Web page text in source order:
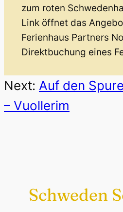
zum roten
Link öffnet das
Ferienhaus Partners
Direktbuchung eines
Next: Auf den
– Vuollerim
Schweden